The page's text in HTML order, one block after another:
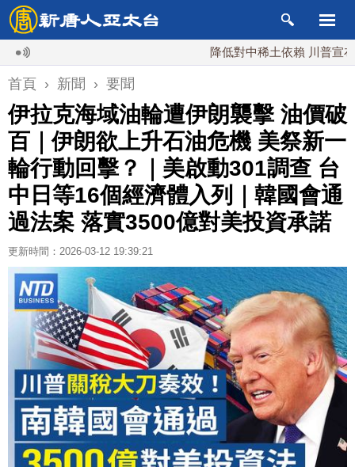
降低對中稀土依賴 川普宣布礦業
首頁 › 新聞 › 要聞
伊拉克海域油輪遭伊朗襲擊 油價破
百｜伊朗欲上升石油危機 美祭新一
輪行動回擊？｜美啟動301調查 台
中日等16個經濟體入列｜韓國會通
過法案 落實3500億對美投資承諾
更新時間：2026-03-12 19:39:21